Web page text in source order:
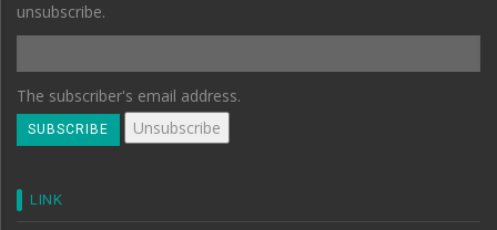
unsubscribe.
The subscriber's email address.
LINK